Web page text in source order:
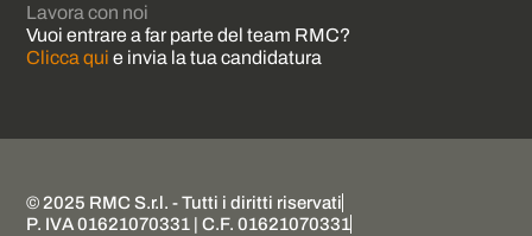
Lavora con noi
Vuoi entrare a far parte del team RMC?
Clicca quie invia la tua candidatura
© 2025 RMC S.r.l. - Tutti i diritti riservati
P. IVA 01621070331 | C.F. 01621070331